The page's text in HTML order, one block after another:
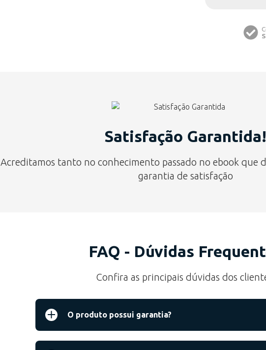
Satisfação Garantida!
Acreditamos tanto no conhecimento passado no ebook que
garantia de satisfação
FAQ - Dúvidas
Confira as principais dúvidas dos
O produto possui garantia?